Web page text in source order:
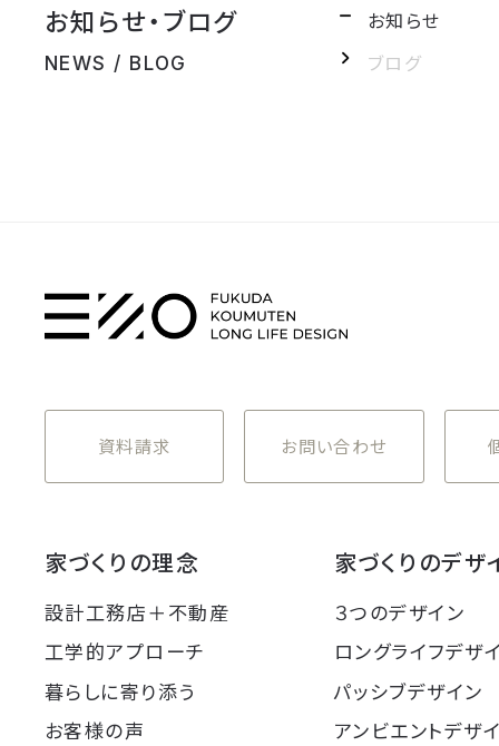
お知らせ・ブログ
NEWS / BLOG
お知らせ
ブログ
資料請求 お問い合わせ
家づくりの理念
設計工務店＋不動産
工学的アプローチ
暮らしに寄り添う
お客様の声
家づくりのデザ
３つのデザイン
ロングライフデザ
パッシブデザイン
アンビエントデザ